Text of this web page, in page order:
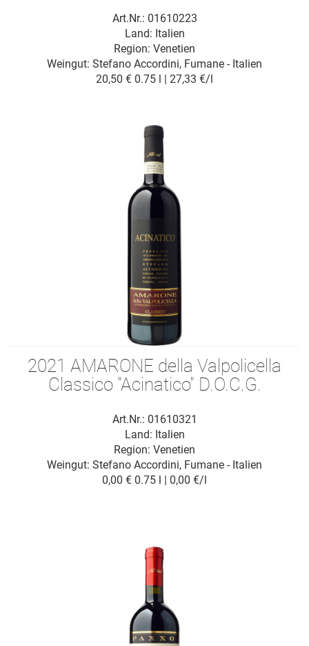
Art.Nr.: 01610223
Weingut: Stefano Accordini, Fumane - Italien
Land: Italien
Region: Venetien
20,50 € 0.75 l | 27,33 €/l
2021 AMARONE della Valpolicella
Classico "Acinatico" D.O.C.G.
Art.Nr.: 01610321
Land: Italien
Region: Venetien
Weingut: Stefano Accordini, Fumane - Italien
0,00 € 0.75 l | 0,00 €/l